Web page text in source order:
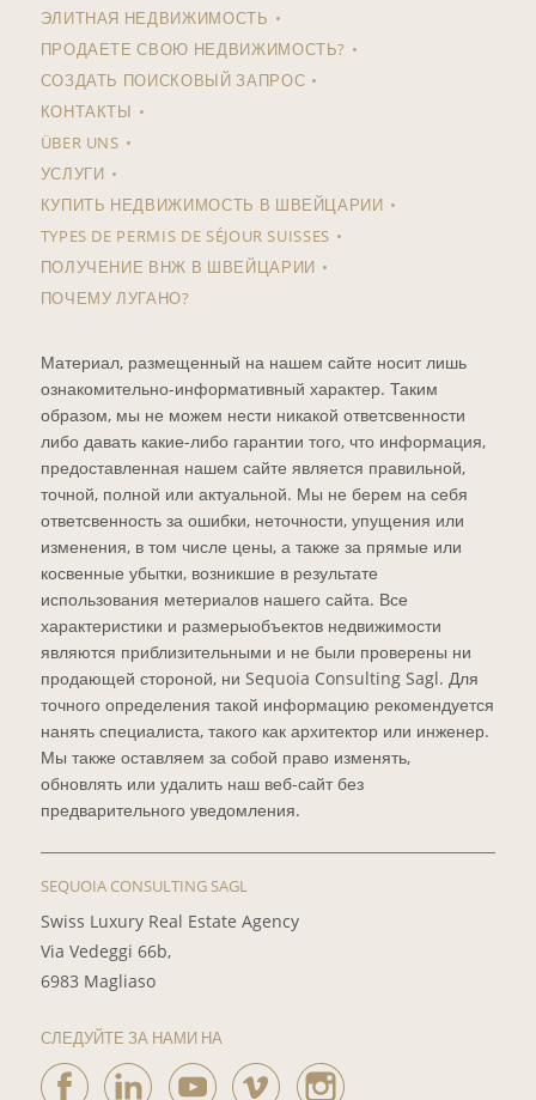
ЭЛИТНАЯ НЕДВИЖИМОСТЬ
ПРОДАЕТЕ СВОЮ НЕДВИЖИМОСТЬ?
СОЗДАТЬ ПОИСКОВЫЙ ЗАПРОС
КОНТАКТЫ
ÜBER UNS
УСЛУГИ
КУПИТЬ НЕДВИЖИМОСТЬ В ШВЕЙЦАРИИ
TYPES DE PERMIS DE SÉJOUR SUISSES
ПОЛУЧЕНИЕ ВНЖ В ШВЕЙЦАРИИ
ПОЧЕМУ ЛУГАНО?
Материал, размещенный на нашем сайте носит лишь
ознакомительно-информативный характер. Таким
образом, мы не можем нести никакой ответсвенности
либо давать какие-либо гарантии того, что информация,
предоставленная нашем сайте является правильной,
точной, полной или актуальной. Мы не берем на себя
ответсвенность за ошибки, неточности, упущения или
изменения, в том числе цены, а также за прямые или
косвенные убытки, возникшие в результате
использования метериалов нашего сайта. Все
характеристики и размерыобъектов недвижимости
являются приблизительными и не были проверены ни
продающей стороной, ни Sequoia Consulting Sagl. Для
точного определения такой информацию рекомендуется
нанять специалиста, такого как архитектор или инженер.
Мы также оставляем за собой право изменять,
обновлять или удалить наш веб-сайт без
предварительного уведомления.
SEQUOIA CONSULTING SAGL
Swiss Luxury Real Estate Agency
Via Vedeggi 66b,
6983 Magliaso
СЛЕДУЙТЕ ЗА НАМИ НА